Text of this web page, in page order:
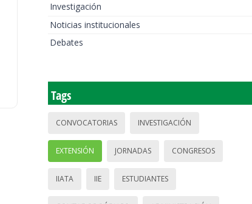
Investigación
Noticias institucionales
Debates
Tags
CONVOCATORIAS INVESTIGACIÓN
EXTENSIÓN JORNADAS CONGRESOS
IIATA IIE ESTUDIANTES